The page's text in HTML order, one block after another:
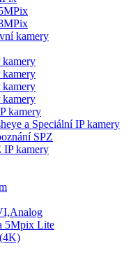
kamery
kamery
kamery
kamery
kamery
kamery
a Speciální IP kamery
SPZ
IP kamery
5Mpix Lite